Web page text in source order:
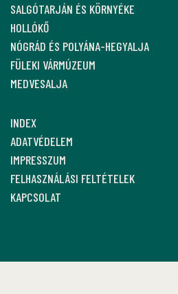
SALGÓTARJÁN ÉS KÖRNYÉKE
HOLLÓKŐ
NÓGRÁD ÉS POLYÁNA-HEGYALJA
FÜLEKI VÁRMÚZEUM
MEDVESALJA
INDEX
ADATVÉDELEM
IMPRESSZUM
FELHASZNÁLÁSI FELTÉTELEK
KAPCSOLAT